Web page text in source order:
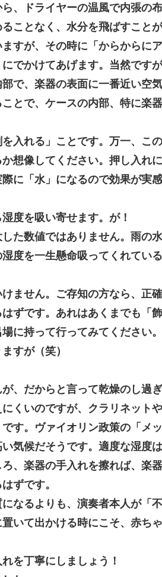
、ドライヤーの温風で内張の
ことなく、水分を飛ばすこと
すが、その時に「からからに
でかけてあげます。当然です
で、楽器の表面に一番近い空
とで、ケースの内部、特に楽
入れる」ことです。万一、こ
想像してください。押し入れ
に「水」になるので効果が実
度を吸い寄せます。が！
た数値ではありません。雨の
度を一生懸命吸ってくれてい
ません。ご存知の方なら、正
ずです。あれはあくまでも「
に持って行ってみてください
すが（笑）
、だからと言って乾燥のし過
くいのですが、クラリネット
す。ヴァイオリン政策の「メ
気候だそうです。適度な湿度は
、楽器の手入れを擦れば、楽器
ずです。
なるよりも、演奏者本人が「
いて出かける時にこそ、赤ち
を丁寧にしましょう！